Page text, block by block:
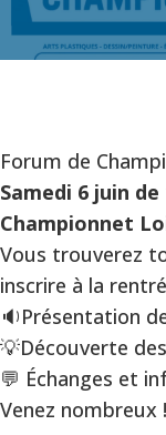
Forum de
Samedi 6 juin
Championnet
Vous trouverez
inscrire à la
🔉Présentation
💡Découverte
💬 Échanges et
Venez